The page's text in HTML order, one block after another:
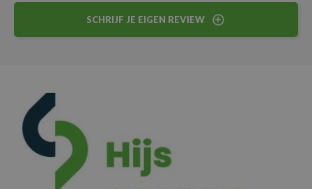
SCHRIJF JE EIGEN REVIEW